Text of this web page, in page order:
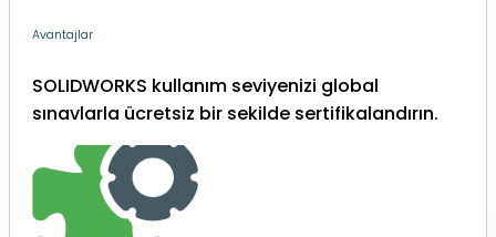
Avantajlar
SOLIDWORKS kullanım seviyenizi global
sınavlarla ücretsiz bir sekilde sertifikalandırın.